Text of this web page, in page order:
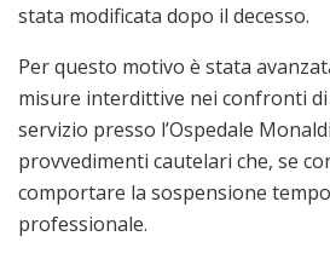
stata modificata dopo il decesso.
Per questo motivo è stata
misure interdittive nei confronti di
servizio presso l’Ospedale Monaldi
provvedimenti cautelari che, se
comportare la sospensione
professionale.